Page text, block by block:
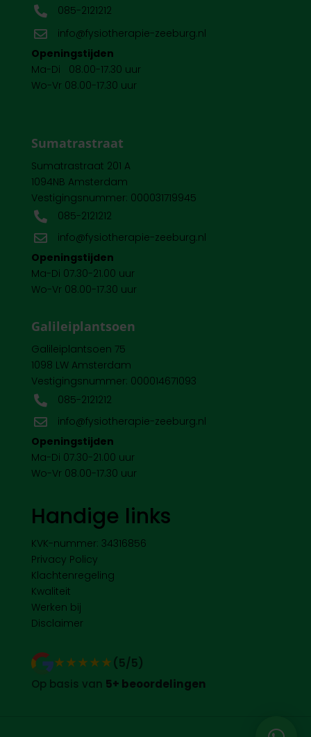
 085-2121212

info@fysiotherapie-zeeburg.nl
Openingstijden
Ma-Di 08.00-17.30 uur
Wo-Vr 08.00-17.30 uur
Sumatrastraat
Sumatrastraat 201 A
1094NB Amsterdam
Vestigingsnummer: 000031719945
 085-2121212

info@fysiotherapie-zeeburg.nl
Openingstijden
Ma-Di 07.30-21.00 uur
Wo-Vr 08.00-17.30 uur
Galileiplantsoen
Galileiplantsoen 75
1098 LW Amsterdam
Vestigingsnummer: 000014671093
 085-2121212

info@fysiotherapie-zeeburg.nl
Openingstijden
Ma-Di 07.30-21.00 uur
Wo-Vr 08.00-17.30 uur
Handige links
KVK-nummer: 34316856
Privacy Policy
Klachtenregeling
Kwaliteit
Werken bij
Disclaimer
★★★★★
★★★★★(5/5)
Op basis van 5+ beoordelingen